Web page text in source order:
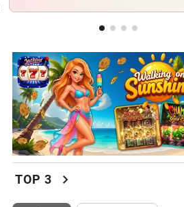
nicht mehr!“
Meister 99ers komplettiert
Abwehr-Puzzle
TOP 3 chevron_right